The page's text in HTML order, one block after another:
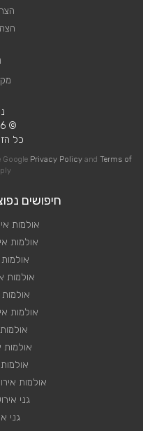
© 2026 iPlan.
כל
Google Privacy Policy and Terms of
חיפושים
אולמות
אולמות
אולמות
אולמות
אולמות
אולמות
אולמות
אולמות
גני
גני